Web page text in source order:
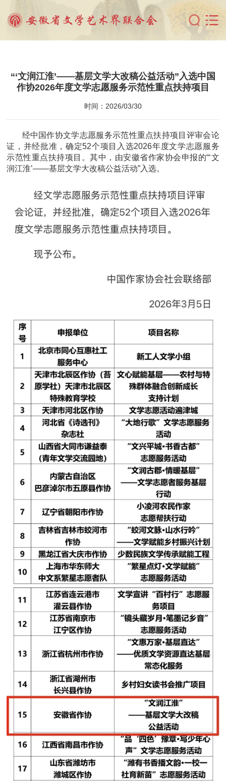
“‘文润江淮’——基层文学大改稿公益活动”入选中国
作协2026年度文学志愿服务示范性重点扶持项目
时间：2026/03/30
经中国作协文学志愿服务示范性重点扶持项目评审会论
证，并经批准，确定52个项目入选2026年度文学志愿服务
示范性重点扶持项目。其中，由安徽省作家协会申报的“‘文
润江淮’——基层文学大改稿公益活动”入选。